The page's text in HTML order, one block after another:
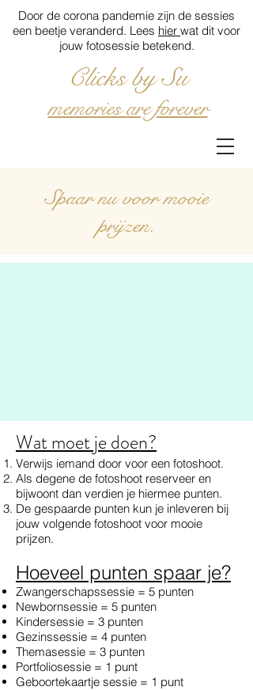
Clicks by Su
memories are forever
Door de corona pandemie zijn de sessies
een beetje veranderd. Lees hier wat dit voor
jouw fotosessie betekend.
Spaar nu voor mooie
prijzen.
Wat moet je doen?
Verwijs iemand door voor een fotoshoot.
Als degene de fotoshoot reserveer en
bijwoont dan verdien je hiermee punten.
De gespaarde punten kun je inleveren bij
jouw volgende fotoshoot voor mooie
prijzen.
Hoeveel punten spaar je?
Zwangerschapssessie = 5 punten
Newbornsessie = 5 punten
Kindersessie = 3 punten
Gezinssessie = 4 punten
Themasessie = 3 punten
Portfoliosessie = 1 punt
Geboortekaartje sessie = 1 punt